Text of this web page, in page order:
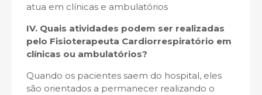
atua em clínicas e ambulatórios
IV. Quais atividades podem ser realizadas
pelo Fisioterapeuta Cardiorrespiratório em
clínicas ou ambulatórios?
Quando os pacientes saem do hospital, eles
são orientados a permanecer realizando o